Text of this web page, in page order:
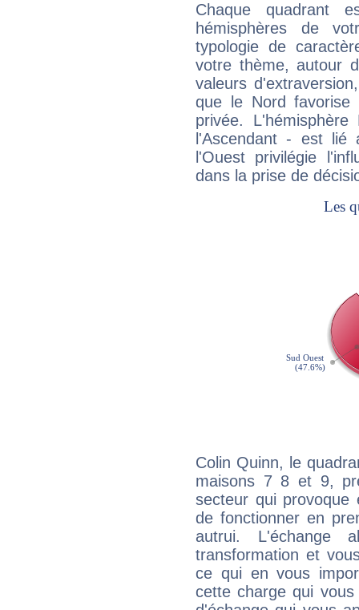
Chaque quadrant
hémisphères de
typologie de
votre thème, autour
valeurs
que le Nord favorise
privée.
l'Ascendant - est
l'Ouest privilégie
dans la prise de
Colin Quinn, le
maisons 7 8 et 9,
secteur qui provoque
de fonctionner en
autrui. L'échange
transformation et
ce qui en vous
cette charge qui